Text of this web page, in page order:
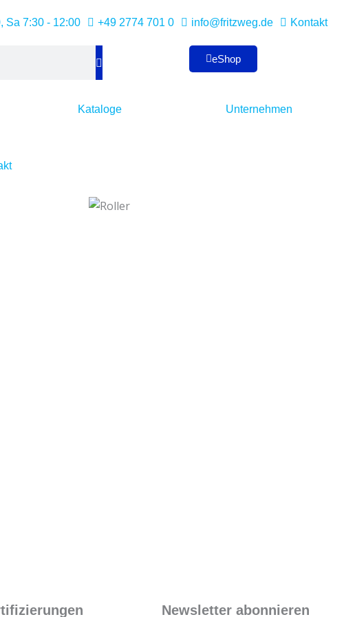
Sa 7:30 - 12:00 +49 2774 701 0 info@fritzweg.de Kontakt
eShop
Kataloge Unternehmen
Newsletter abonnieren